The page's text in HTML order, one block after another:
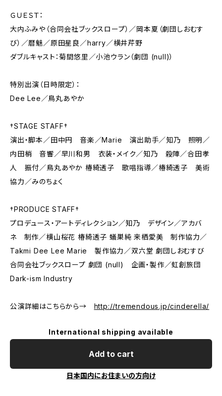
ＧＵＥＳＴ：
大内ふみや（合同会社ブックスロープ）／岡本夏（劇団しおむす
び）／暦魅／原田星良／harry／横井芹野
ダブルキャスト：菊間悠里／小池ウラン（​劇団 (null)）
特別出演（日時限定）：
Dee Lee／鳥丸あやか
†STAGE STAFF†
演出・脚本／田中円 音楽／Marie 演出助手／知乃 照明／
内田梢 音響／早川和男 衣装・メイク／知乃 殺陣／合田孝
人 振付／鳥丸あやか 椿綺透子 歌唱指導／椿綺透子 美術
協力／みのちょく
†PRODUCE STAFF†
プロデュース・アートディレクション／知乃 デザイン／アカバ
ネ 制作／横山桜花 椿綺透子 蟻巣純 来栖愛美 制作協力／
Takmi Dee Lee Marie 製作協力／双六堂 劇団しおむすび
合同会社ブックスロープ ​劇団 (null) 企画・製作／虹創旅団
Dark-ism Industry
公演詳細はこちらから→ http://tremendous.jp/cinderella/
International shipping available
Add to cart
日本国内にお住まいの方向け